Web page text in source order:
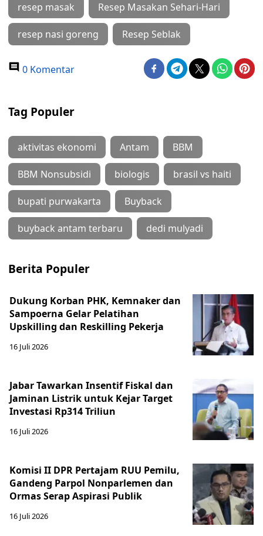
resep masak Resep Masakan Sehari-Hari
resep nasi goreng Resep Seblak
0 Komentar
Tag Populer
aktivitas ekonomi Antam BBM
BBM Nonsubsidi biologis brasil vs haiti
bupati purwakarta Buyback
buyback antam terbaru dedi mulyadi
Berita Populer
Dukung Korban PHK, Kemnaker dan
Sampoerna Gelar Pelatihan
Upskilling dan Reskilling Pekerja
16 Juli 2026
Jabar Tawarkan Insentif Fiskal dan
Jaminan Listrik untuk Kejar Target
Investasi Rp314 Triliun
16 Juli 2026
Komisi II DPR Pertajam RUU Pemilu,
Gandeng Parpol Nonparlemen dan
Ormas Serap Aspirasi Publik
16 Juli 2026